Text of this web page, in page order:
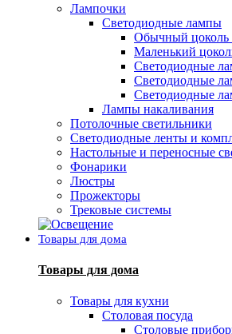
Лампочки
Светодиодные лампы
Обычный цоколь
Маленький
Светодиодные
Светодиодные
Светодиодные
Лампы накаливания
Потолочные светильники
Светодиодные ленты и
Настольные и переносные
Фонарики
Люстры
Прожекторы
Трековые системы
Товары для дома
Товары для дома
Товары для кухни
Столовая посуда
Столовые